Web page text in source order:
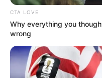
während den
Frommen (814-840)
dem Deutschen
von hjp.
Flughafen Frankfurt
CTA LOVE
Why everything you
wrong